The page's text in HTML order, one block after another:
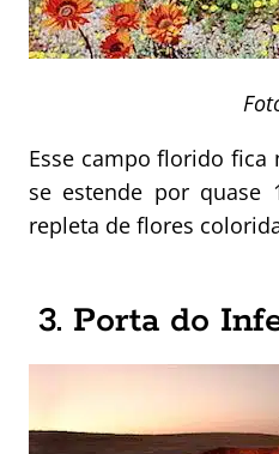
Esse campo florido
se estende por quase
repleta de flores
3. Porta do